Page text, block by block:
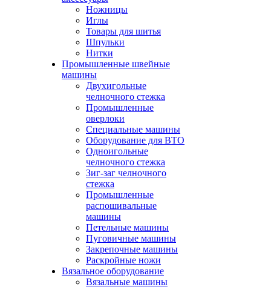
Ножницы
Иглы
Товары для шитья
Шпульки
Нитки
Промышленные швейные
машины
Двухигольные
челночного стежка
Промышленные
оверлоки
Специальные машины
Оборудование для ВТО
Одноигольные
челночного стежка
Зиг-заг челночного
стежка
Промышленные
распошивальные
машины
Петельные машины
Пуговичные машины
Закрепочные машины
Раскройные ножи
Вязальное оборудование
Вязальные машины